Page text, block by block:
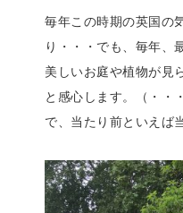
毎年この時期の英国の
り・・・でも、毎年、
美しいお庭や植物が見
と感心します。（・・
で、当たり前といえば